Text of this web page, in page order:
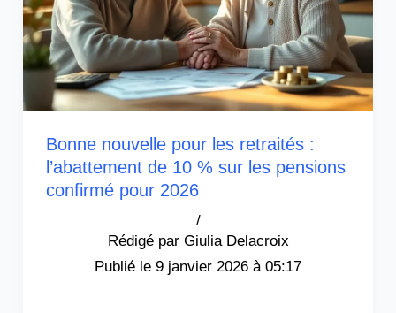
Bonne nouvelle pour les retraités :
l’abattement de 10 % sur les pensions
confirmé pour 2026
Giulia Delacroix
/
9 janvier 2026 à 05:17